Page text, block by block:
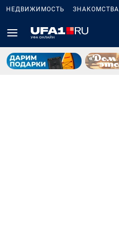
НЕДВИЖИМОСТЬ ЗНАКОМСТВА